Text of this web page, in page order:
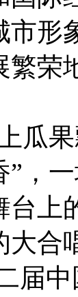
市形
繁荣
瓜
，
台上
大合
届